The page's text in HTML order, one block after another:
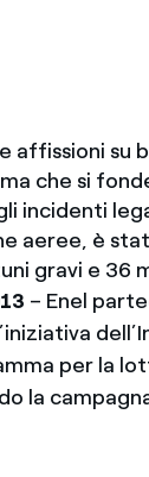
affissioni su
che si
incidenti
aeree, è
gravi e 36
– Enel
per la
la